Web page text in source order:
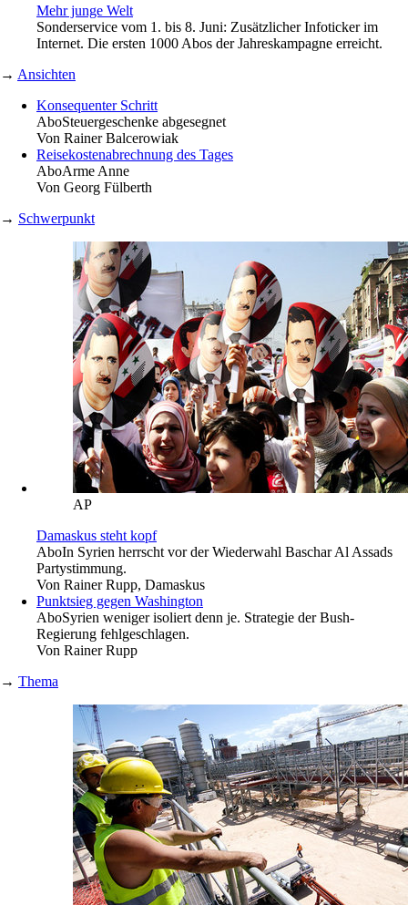
Mehr junge Welt
Sonderservice vom 1. bis 8. Juni: Zusätzlicher Infoticker im
Internet. Die ersten 1000 Abos der Jahreskampagne erreicht.
→ Ansichten
Konsequenter Schritt
AboSteuergeschenke abgesegnet
Von Rainer Balcerowiak
Reisekostenabrechnung des Tages
AboArme Anne
Von Georg Fülberth
→ Schwerpunkt
AP
Damaskus steht kopf
AboIn Syrien herrscht vor der Wiederwahl Baschar Al Assads
Partystimmung.
Von Rainer Rupp, Damaskus
Punktsieg gegen Washington
AboSyrien weniger isoliert denn je. Strategie der Bush-
Regierung fehlgeschlagen.
Von Rainer Rupp
→ Thema